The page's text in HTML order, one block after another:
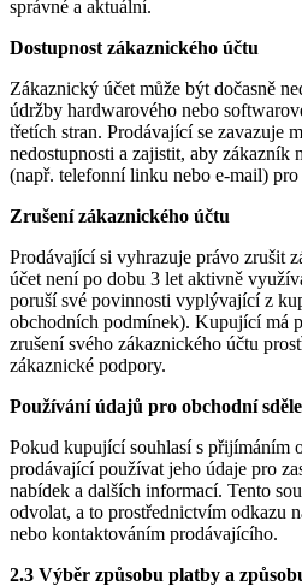
správné a aktuální.
Dostupnost zákaznického účtu
Zákaznický účet může být dočasně
údržby hardwarového nebo
třetích stran. Prodávající se zavazuje
nedostupnosti a zajistit, aby zákazník
(např. telefonní linku nebo e-mail)
Zrušení zákaznického účtu
Prodávající si vyhrazuje právo zrušit
účet není po dobu 3 let aktivně
poruší své povinnosti vyplývající z
obchodních podmínek). Kupující má
zrušení svého zákaznického účtu
zákaznické podpory.
Používání údajů pro obchodní
Pokud kupující souhlasí s přijímáním
prodávající používat jeho údaje pro
nabídek a dalších informací. Tento
odvolat, a to prostřednictvím odkazu
nebo kontaktováním prodávajícího.
2.3 Výběr způsobu platby a